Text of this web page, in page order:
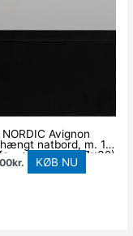
Avignon
natbord, m. 1
– sort MDF (37×32)
kr. KØB NU